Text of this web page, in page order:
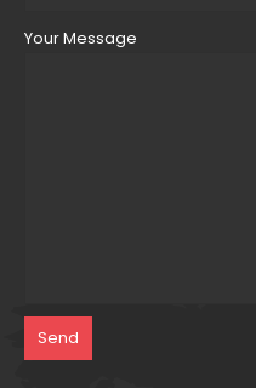
Your Message